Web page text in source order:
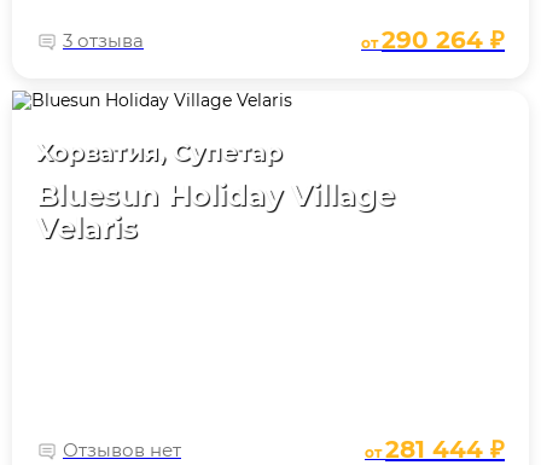
3 отзыва от290 264 ₽
Хорватия, Супетар
Bluesun Holiday Village
Velaris
Отзывов нет от281 444 ₽